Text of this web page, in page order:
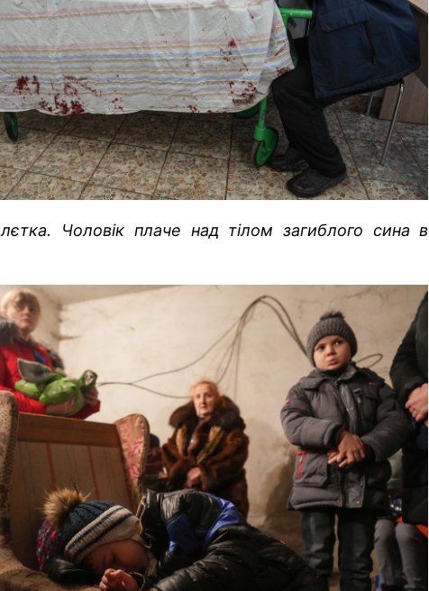
Чоловік плаче над тілом загиблого сина в